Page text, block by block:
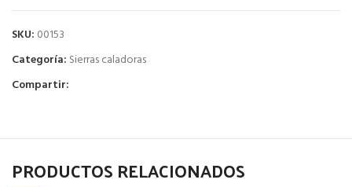
SKU: 00153
Categoría: Sierras caladoras
Compartir:
PRODUCTOS RELACIONADOS